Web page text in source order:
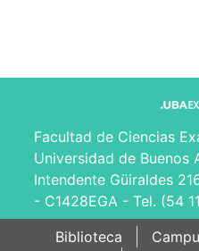
Facultad de Ciencias
Universidad de Buenos
Intendente Güiraldes
- C1428EGA - Tel. (54
Biblioteca